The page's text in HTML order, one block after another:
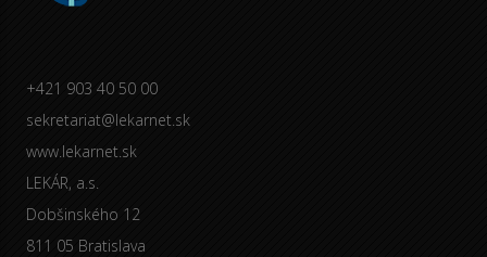
+421 903 40 50 00
sekretariat@lekarnet.sk
www.lekarnet.sk
LEKÁR, a.s.
Dobšinského 12
811 05 Bratislava